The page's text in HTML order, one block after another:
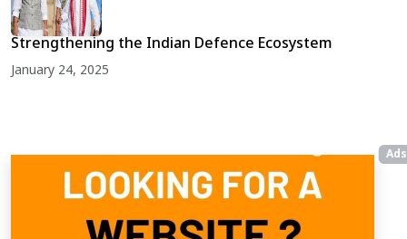
Strengthening the Indian Defence Ecosystem
January 24, 2025
Ads